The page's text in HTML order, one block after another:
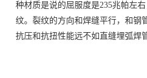
种材质是说的屈服度是235兆帕左
纹。裂纹的方向和焊缝平行，和钢
抗压和抗扭性能远不如直缝埋弧焊